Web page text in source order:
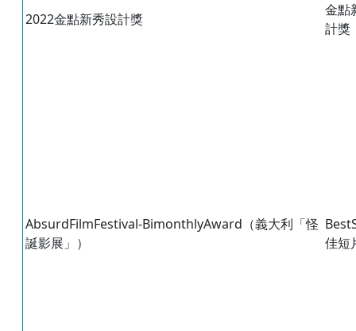
2022金點新秀設計獎
金點
計獎
AbsurdFilmFestival-BimonthlyAward（義大利「怪
誕影展」）
佳短